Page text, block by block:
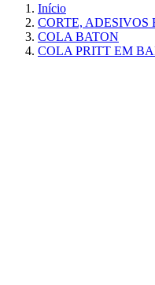
Início
CORTE, ADESIVOS
COLA BATON
COLA PRITT EM